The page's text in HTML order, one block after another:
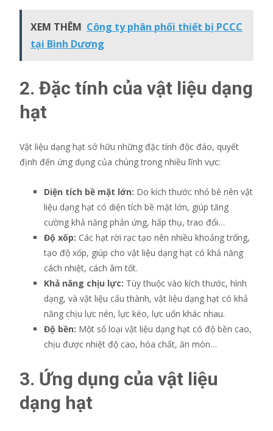
XEM THÊM Công ty phân phối thiết bị PCCC
tại Bình Dương
2. Đặc tính của vật liệu dạng
hạt
Vật liệu dạng hạt sở hữu những đặc tính độc đáo, quyết
định đến ứng dụng của chúng trong nhiều lĩnh vực:
Diện tích bề mặt lớn: Do kích thước nhỏ bé nên vật
liệu dạng hạt có diện tích bề mặt lớn, giúp tăng
cường khả năng phản ứng, hấp thụ, trao đổi…
Độ xốp: Các hạt rời rạc tạo nên nhiều khoảng trống,
tạo độ xốp, giúp cho vật liệu dạng hạt có khả năng
cách nhiệt, cách âm tốt.
Khả năng chịu lực: Tùy thuộc vào kích thước, hình
dạng, và vật liệu cấu thành, vật liệu dạng hạt có khả
năng chịu lực nén, lực kéo, lực uốn khác nhau.
Độ bền: Một số loại vật liệu dạng hạt có độ bền cao,
chịu được nhiệt độ cao, hóa chất, ăn mòn…
3. Ứng dụng của vật liệu
dạng hạt